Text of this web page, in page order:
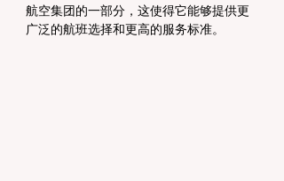
航空集团的一部分，这使得它能够提供更
广泛的航班选择和更高的服务标准。